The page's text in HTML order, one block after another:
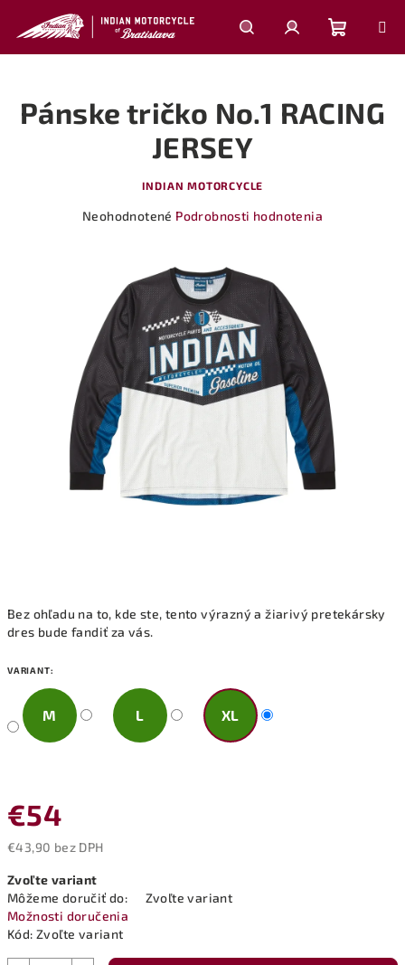
obsah
HľadaťPrihlásenie
košík
Bez ohľadu na to, kde ste, tento výrazný a žiarivý pretekársky
dres bude fandiť za vás.
VARIANT:
M L XL
€54
€43,90 bez DPH
cena:
Zvoľte variant
Môžeme doručiť do:
Zvoľte variant
Možnosti doručenia
Kód: Zvoľte variant
Pánske tričko No.1 RACING
JERSEY
INDIAN MOTORCYCLE
Priemerné
hviezdičiek.
Neohodnotené Podrobnosti hodnotenia